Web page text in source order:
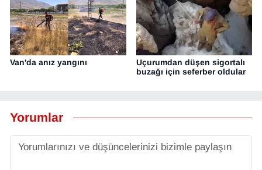
Van'da anız yangını
Uçurumdan düşen sigortalı
buzağı için seferber oldular
Yorumlar